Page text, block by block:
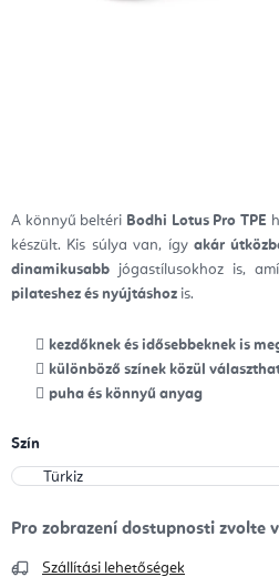
A könnyű beltéri Bodhi Lotus Pro TPE
készült. Kis súlya van, így akár
dinamikusabb jógastílusokhoz is,
pilateshez és nyújtáshoz is.
kezdőknek és idősebbeknek is
különböző színek közül
puha és könnyű anyag
Szín
Szállítási lehetőségek